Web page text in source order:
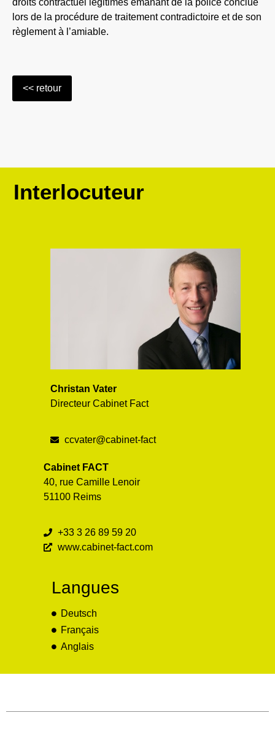
droits contractuel légitimes émanant de la police conclue
lors de la procédure de traitement contradictoire et de son
règlement à l’amiable.
Interlocuteur
Christan Vater
Directeur Cabinet Fact
ccvater@cabinet-fact
Cabinet FACT
40, rue Camille Lenoir
51100 Reims
+33 3 26 89 59 20
www.cabinet-fact.com
Langues
Deutsch
Français
Anglais